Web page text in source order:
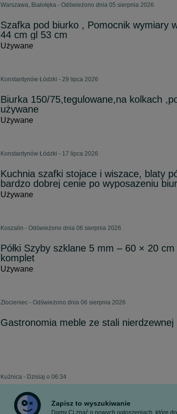
Warszawa, Białołęka - Odświeżono dnia 05 sierpnia 2026
Szafka pod biurko , Pomocnik wymiary
44 cm gl 53 cm
Używane
Konstantynów Łódzki - 29 lipca 2026
Biurka 150/75,tegulowane,na kolkach
używane
Używane
Konstantynów Łódzki - 17 lipca 2026
Kuchnia szafki stojace i wiszace, blaty
bardzo dobrej cenie po wyposazeniu
Używane
Koszalin - Odświeżono dnia 06 sierpnia 2026
Półki Szyby szklane 5 mm – 60 × 20
komplet
Używane
Złocieniec - Odświeżono dnia 06 sierpnia 2026
Gastronomia meble ze stali nierdzewnej
Kuźnica - Dzisiaj o 06:34
Zapisz to wyszukiwanie
Damy Ci znać o nowych ogłoszeniach, które